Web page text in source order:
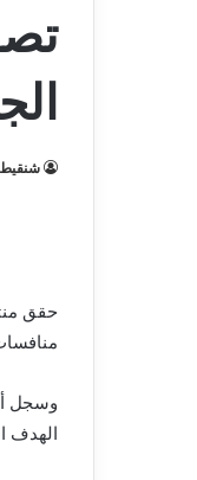
شنقيط
الهدف الثالث في